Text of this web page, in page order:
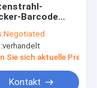
Barcode
Drucker
B9080
Negotiated
verhandelt
Sie sich aktuelle Preis
Kontakt